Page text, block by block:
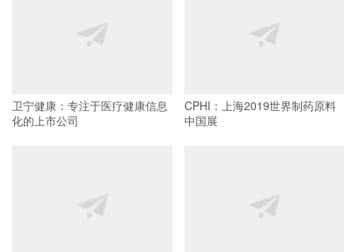
卫宁健康：专注于医疗健康信息
化的上市公司
CPHI：上海2019世界制药原料
中国展